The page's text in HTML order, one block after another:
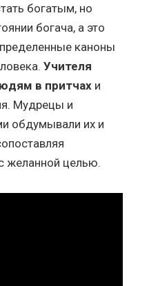
богатым, но
богача, а это
каноны
Учителя
в притчах и
Мудрецы и
обдумывали их и
желанной целью.